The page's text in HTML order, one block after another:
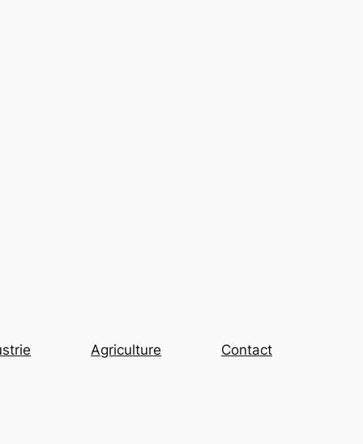
Agriculture Contact